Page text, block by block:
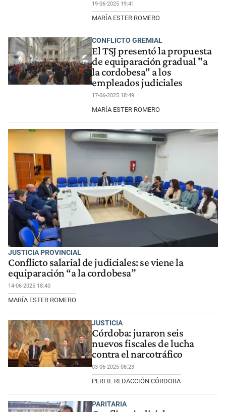
19-06-2025 19:41
MARÍA ESTER ROMERO
CONFLICTO GREMIAL
El TSJ presentó la propuesta
de equiparación gradual "a
la cordobesa" a los
empleados judiciales
17-06-2025 18:49
MARÍA ESTER ROMERO
JUSTICIA PROVINCIAL
Conflicto salarial de judiciales: se viene la
equiparación “a la cordobesa”
14-06-2025 18:40
MARÍA ESTER ROMERO
JUSTICIA
Córdoba: juraron seis
nuevos fiscales de lucha
contra el narcotráfico
03-06-2025 08:23
PERFIL REDACCIÓN CÓRDOBA
PARITARIA